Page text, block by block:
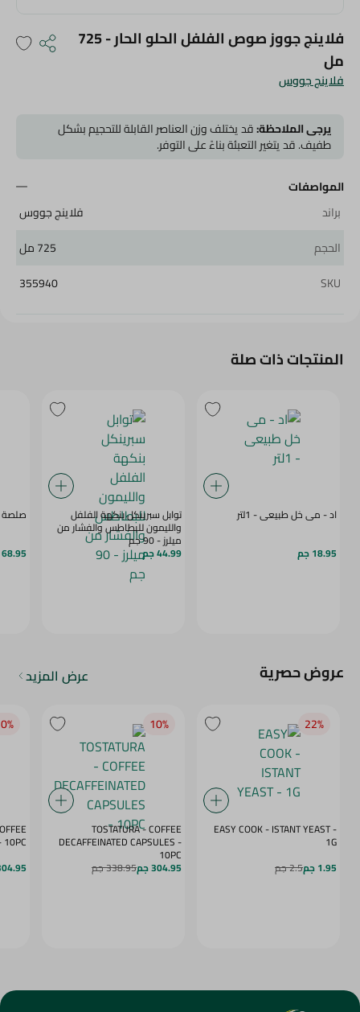
فلاينج جووس
فلاينج جووز صوص الفلفل الحلو الحار - 725
مل
يرجى الملاحظة:قد يختلف وزن العناصر القابلة للتحجيم بشكل
طفيف. قد يتغير التعبئة بناءً على التوفر.
المواصفات
براند
فلاينج جووس
الحجم
725 مل
SKU
355940
المنتجات ذات صلة
اد - مى خل طبيعى - 1لتر
18.95 جم
توابل سبرينكل بنكهة الفلفل
والليمون للبطاطس والفشار من
ميلرز - 90 جم
44.99 جم
صلصة
68.95 جم
عروض حصرية عرض المزيد
22‎%‎
EASY COOK - ISTANT YEAST -
1G
1.95 جم
2.5 جم
10‎%‎
TOSTATURA - COFFEE
DECAFFEINATED CAPSULES -
10PC
304.95 جم 338.95 جم
VANILLA - 10PC
304.95